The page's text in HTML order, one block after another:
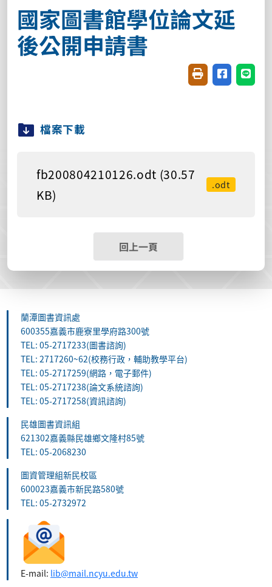
國家圖書館學位論文延
後公開申請書
友善列印(開新視
分享至臉書
分享
檔案下載
fb200804210126.odt (30.57
KB)
.odt
回上一頁
蘭潭圖書資訊處
600355嘉義市鹿寮里學府路300號
TEL: 05-2717233(圖書諮詢)
TEL: 2717260~62(校務行政，輔助教學平台)
TEL: 05-2717259(網路，電子郵件)
TEL: 05-2717238(論文系統諮詢)
TEL: 05-2717258(資訊諮詢)
民雄圖書資訊組
621302嘉義縣民雄鄉文隆村85號
TEL: 05-2068230
圖資管理組新民校區
600023嘉義市新民路580號
TEL: 05-2732972
E-mail: lib@mail.ncyu.edu.tw